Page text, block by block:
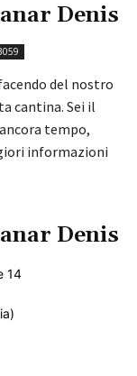
Denis
del nostro
cantina. Sei il
tempo,
informazioni
Denis
14